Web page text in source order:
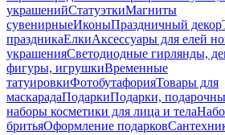
украшенийСтатуэткиМагниты
сувенирныеИконыПраздничный декор
праздникаЕлкиАксессуары для елей
украшенияСветодиодные гирлянды,
фигуры, игрушкиВременные
татуировкиФотобутафорияТовары для
маскарадаПодаркиПодарки,
наборы косметики для лица и тела
бритьяОформление подарков